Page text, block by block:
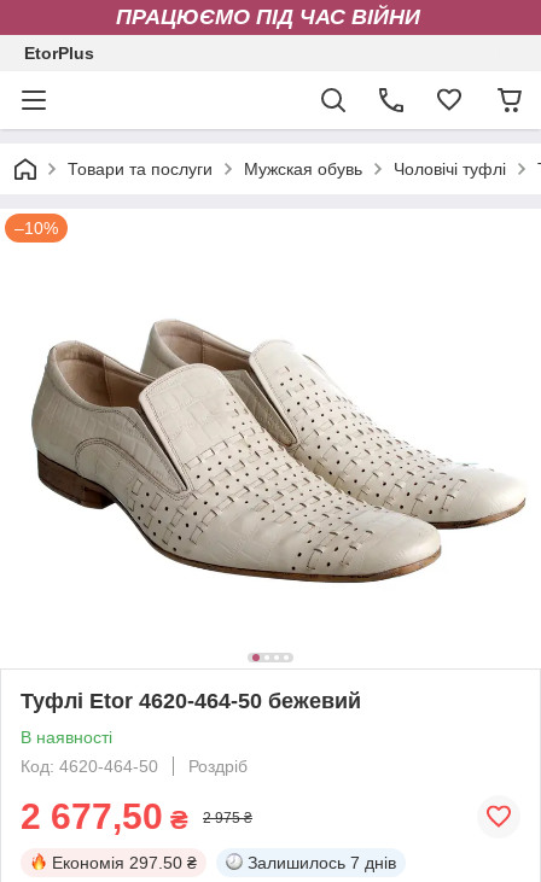
ПРАЦЮЄМО ПІД ЧАС ВІЙНИ
EtorPlus
Товари та послуги Мужская обувь Чоловічі туфлі
–10%
Туфлі Etor 4620-464-50 бежевий
В наявності
Код: 4620-464-50
Роздріб
2 677,50 ₴ 2 975 ₴
Економія 297.50 ₴ Залишилось 7 днів